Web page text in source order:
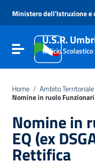
Vai al menu di
Vai al footer
Ministero dell'Istruzione e
Attiva / disattiva la
U.S.R.
Ufficio
Home / Ambito
Nomine in ruolo
Nomine in
EQ (ex
Rettifica